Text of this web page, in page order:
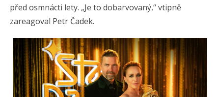
před osmnácti lety. „Je to dobarvovaný,“ vtipně
zareagoval Petr Čadek.